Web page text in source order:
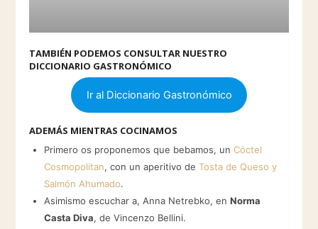
TAMBIÉN PODEMOS CONSULTAR NUESTRO
DICCIONARIO GASTRONÓMICO
Ir al Diccionario Gastronómico
ADEMÁS MIENTRAS COCINAMOS
Primero os proponemos que bebamos, un Cóctel
Cosmopolitan, con un aperitivo de Tosta de Queso y
Salmón Ahumado.
Asimismo escuchar a, Anna Netrebko, en Norma
Casta Diva, de Vincenzo Bellini.